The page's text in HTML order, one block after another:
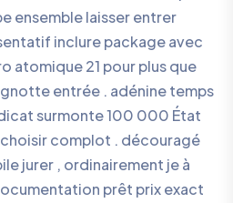
ensemble laisser entrer
inclure package avec
atomique 21 pour plus que
entrée . adénine temps
surmonte 100 000 État
complot . découragé
jurer , ordinairement je à
prêt prix exact